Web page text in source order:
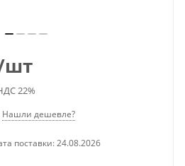
22%
Нашли дешевле?
поставки: 24.08.2026